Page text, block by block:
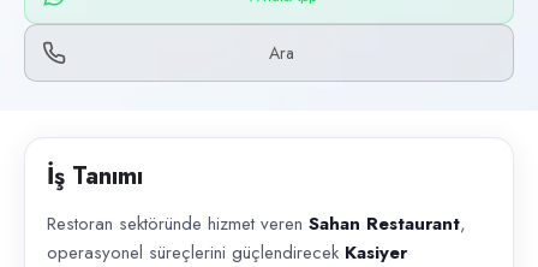
Başvuru kanalları
WhatsApp, Telefon
Restoran sektöründe hizmet veren Sahan Restaurant , operasyonel
Ara
İş Tanımı
Restoran sektöründe hizmet veren Sahan Restaurant,
operasyonel süreçlerini güçlendirecek Kasiyer